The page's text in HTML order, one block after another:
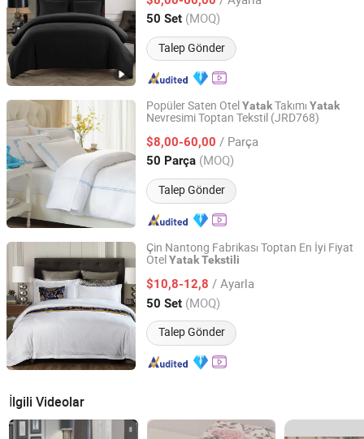
50 Set (MOQ)
Talep Gönder
Shanghai, China Fiyat 2018
Popüler Saten OtelYatakTakımı Yatak
Nevresimi Toptan Tekstil (JRD768)
$8,00-60,00 / Parça
50 Parça (MOQ)
Talep Gönder
Shanghai General Textile Co., Ltd.
Shanghai, China Fiyat 2018
Çin Nantong Fabrikası Toptan En İyi Fiyat
OtelYatakTekstili
$10,8-12,8 / Ayarla
50 Set (MOQ)
Talep Gönder
Jiangsu Pengyuan Textile Group Co., Ltd.
Jiangsu, China Fiyat 2022
İlgili Videolar